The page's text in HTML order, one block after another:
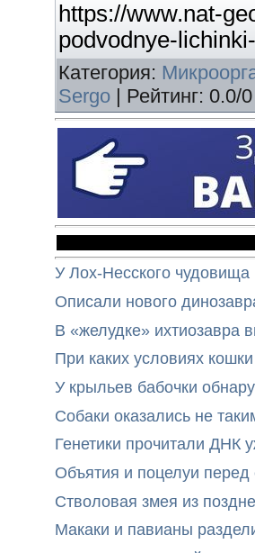
https://www.nat-
podvodnye-
Категория:
Sergo
Рейтинг: 0.0/0
У Лох-Несского
Описали нового
В «желудке» ихтиозавра
При каких условиях
У крыльев бабочки
Собаки оказались не
Генетики прочитали ДНК
Объятия и поцелуи
Стволовая змея из
Макаки и павианы